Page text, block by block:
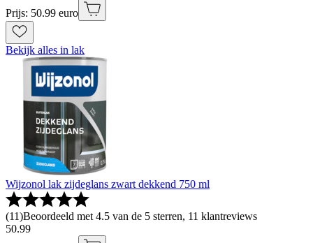
Prijs: 50.99 euro
Bekijk alles in lak
Wijzonol lak zijdeglans zwart dekkend 750 ml
(11)Beoordeeld met 4.5 van de 5 sterren, 11 klantreviews
50.99